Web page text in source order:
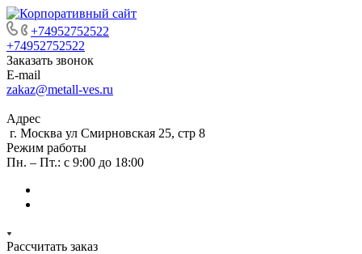
+74952752522
+74952752522
Заказать звонок
E-mail
zakaz@metall-ves.ru
Адрес
г. Москва ул Смирновская 25, стр 8
Режим работы
Пн. – Пт.: с 9:00 до 18:00
Рассчитать заказ